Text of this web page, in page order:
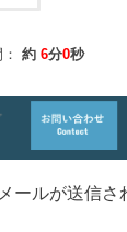
：約6分0秒
ールが送信さ